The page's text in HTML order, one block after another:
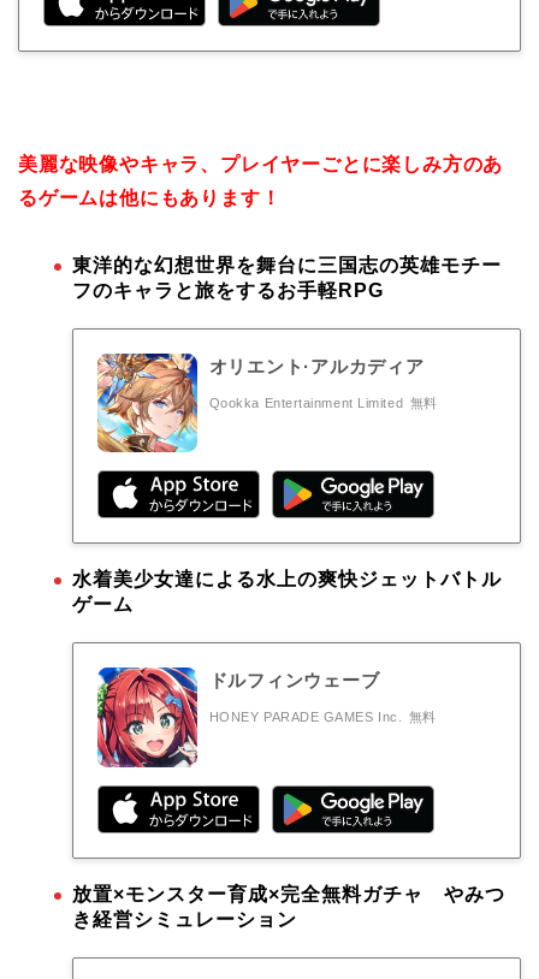
美麗な映像やキャラ、プレイヤーごとに楽しみ方のあ
るゲームは他にもあります！
東洋的な幻想世界を舞台に三国志の英雄モチー
フのキャラと旅をするお手軽RPG
オリエント·アルカディア
Qookka Entertainment Limited 無料
水着美少女達による水上の爽快ジェットバトル
ゲーム
ドルフィンウェーブ
HONEY PARADE GAMES Inc. 無料
放置×モンスター育成×完全無料ガチャ やみつ
き経営シミュレーション